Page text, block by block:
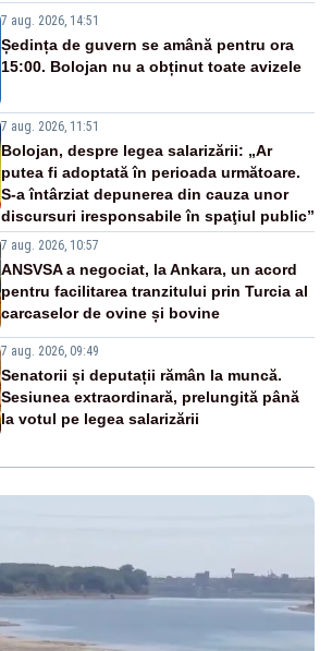
7 aug. 2026, 14:51
Ședința de guvern se amână pentru ora
15:00. Bolojan nu a obținut toate avizele
7 aug. 2026, 11:51
Bolojan, despre legea salarizării: „Ar
putea fi adoptată în perioada următoare.
S-a întârziat depunerea din cauza unor
discursuri iresponsabile în spaţiul public”
7 aug. 2026, 10:57
ANSVSA a negociat, la Ankara, un acord
pentru facilitarea tranzitului prin Turcia al
carcaselor de ovine și bovine
7 aug. 2026, 09:49
Senatorii și deputații rămân la muncă.
Sesiunea extraordinară, prelungită până
la votul pe legea salarizării